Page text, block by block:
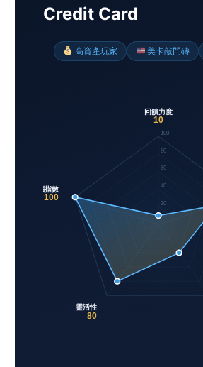
Credit Card
高資產玩家 美卡敲門磚
20
40
60
80
100
回饋力度
10
靈活性
80
無腦指數
100